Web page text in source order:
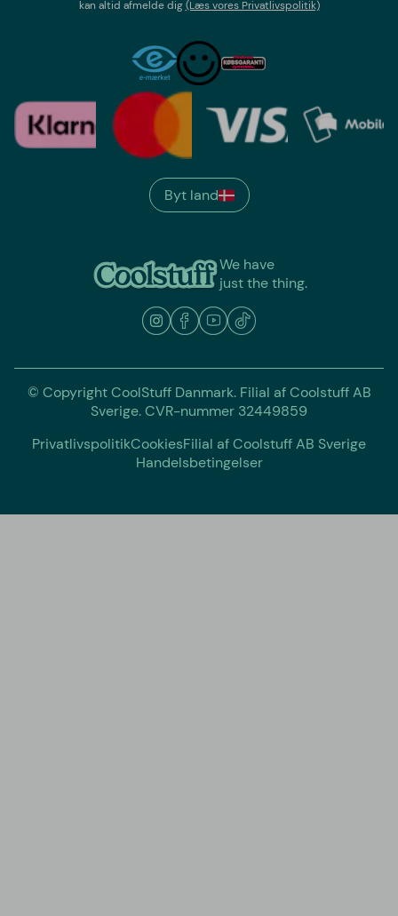
kan altid afmelde dig(Læs vores Privatlivspolitik)
We have
just the thing.
Byt land
© Copyright CoolStuff Danmark. Filial af Coolstuff AB
Sverige. CVR-nummer 32449859
PrivatlivspolitikCookiesFilial af Coolstuff AB Sverige
Handelsbetingelser